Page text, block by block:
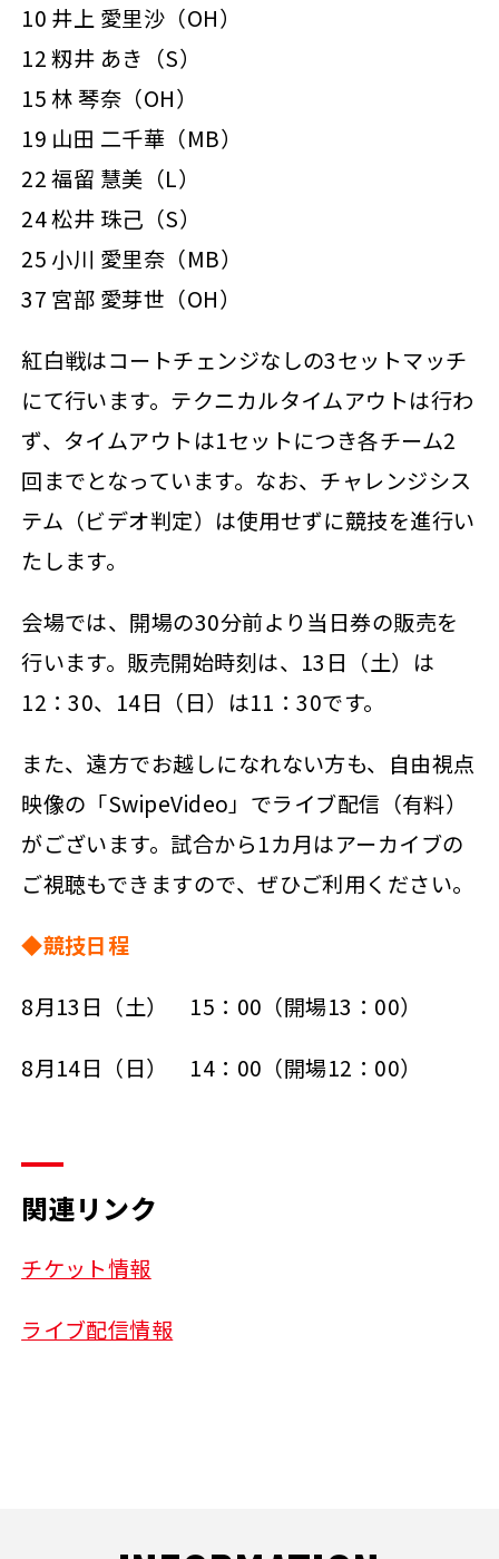
10 井上 愛里沙（OH）
12 籾井 あき（S）
15 林 琴奈（OH）
19 山田 二千華（MB）
22 福留 慧美（L）
24 松井 珠己（S）
25 小川 愛里奈（MB）
37 宮部 愛芽世（OH）
紅白戦はコートチェンジなしの3セットマッチ
にて行います。テクニカルタイムアウトは行わ
ず、タイムアウトは1セットにつき各チーム2
回までとなっています。なお、チャレンジシス
テム（ビデオ判定）は使用せずに競技を進行い
たします。
会場では、開場の30分前より当日券の販売を
行います。販売開始時刻は、13日（土）は
12：30、14日（日）は11：30です。
また、遠方でお越しになれない方も、自由視点
映像の「SwipeVideo」でライブ配信（有料）
がございます。試合から1カ月はアーカイブの
ご視聴もできますので、ぜひご利用ください。
◆競技日程
8月13日（土） 15：00（開場13：00）
8月14日（日） 14：00（開場12：00）
関連リンク
チケット情報
ライブ配信情報